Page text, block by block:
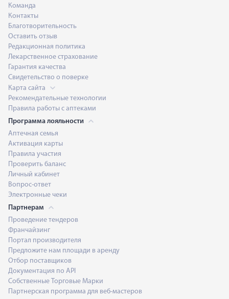
Команда
Контакты
Благотворительность
Оставить отзыв
Редакционная политика
Лекарственное страхование
Гарантия качества
Свидетельство о поверке
Карта сайта
Рекомендательные технологии
Правила работы с аптеками
Программа лояльности
Аптечная семья
Активация карты
Правила участия
Проверить баланс
Личный кабинет
Вопрос-ответ
Электронные чеки
Партнерам
Проведение тендеров
Франчайзинг
Портал производителя
Предложите нам площади в аренду
Отбор поставщиков
Документация по API
Собственные Торговые Марки
Партнерская программа для веб-мастеров